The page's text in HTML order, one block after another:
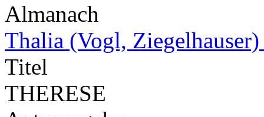
Almanach
Thalia (Vogl,
Titel
THERESE